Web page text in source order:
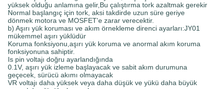
yüksek olduğu anlamına gelir,Bu çalıştırma tork azaltmak gerekir
Normal başlangıç için tork, aksi takdirde uzun süre geriye
dönmek motora ve MOSFET'e zarar verecektir.
b) Aşırı yük koruması ve akım örnekleme direnci ayarları:JY01
mükemmel aşırı yüklüdür
Koruma fonksiyonu,aşırı yük koruma ve anormal akım koruma
fonksiyonuna sahiptir.
Is pin voltajı doğru ayarlandığında
0.1V, aşırı yük izleme başlayacak ve sabit akım durumuna
geçecek, sürücü akımı olmayacak
VR voltajı daha yüksek veya daha düşük ve yükü daha büyük